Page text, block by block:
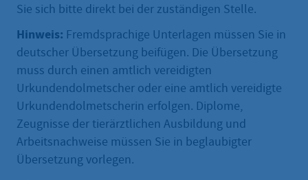
Sie sich bitte direkt bei der zuständigen Stelle.
Hinweis: Fremdsprachige Unterlagen müssen Sie in
deutscher Übersetzung beifügen. Die Übersetzung
muss durch einen amtlich vereidigten
Urkundendolmetscher oder eine amtlich vereidigte
Urkundendolmetscherin erfolgen. Diplome,
Zeugnisse der tierärztlichen Ausbildung und
Arbeitsnachweise müssen Sie in beglaubigter
Übersetzung vorlegen.